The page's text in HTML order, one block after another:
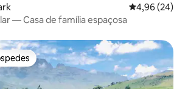
4,96 de uma
4,96 (24)
— Casa de família espaçosa